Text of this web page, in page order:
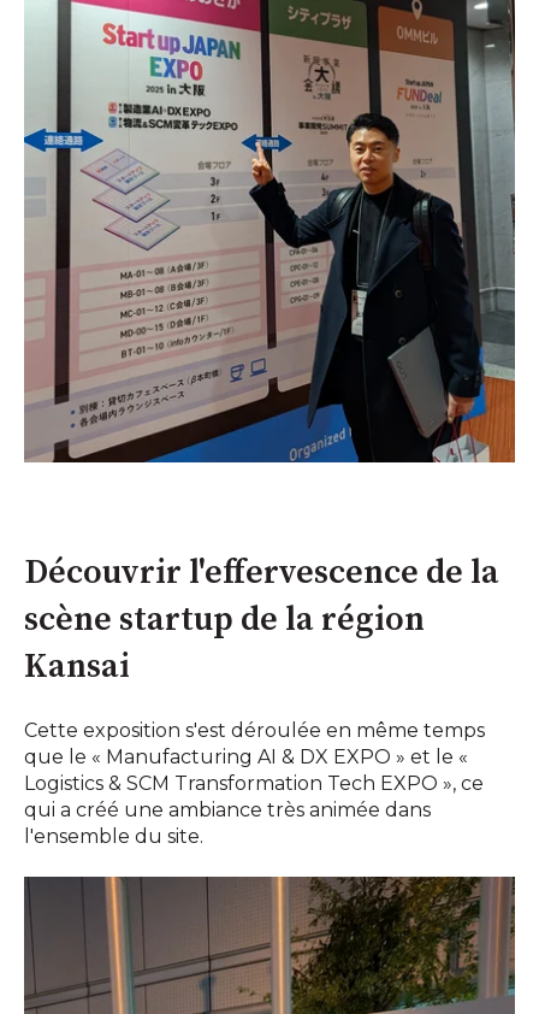
Découvrir l'effervescence de la
scène startup de la région
Kansai
Cette exposition s'est déroulée en même temps
que le « Manufacturing AI & DX EXPO » et le «
Logistics & SCM Transformation Tech EXPO », ce
qui a créé une ambiance très animée dans
l'ensemble du site.